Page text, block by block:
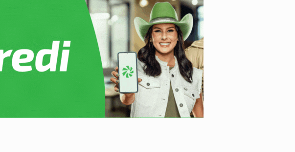
de Porto Velho
da sociobioeconomia